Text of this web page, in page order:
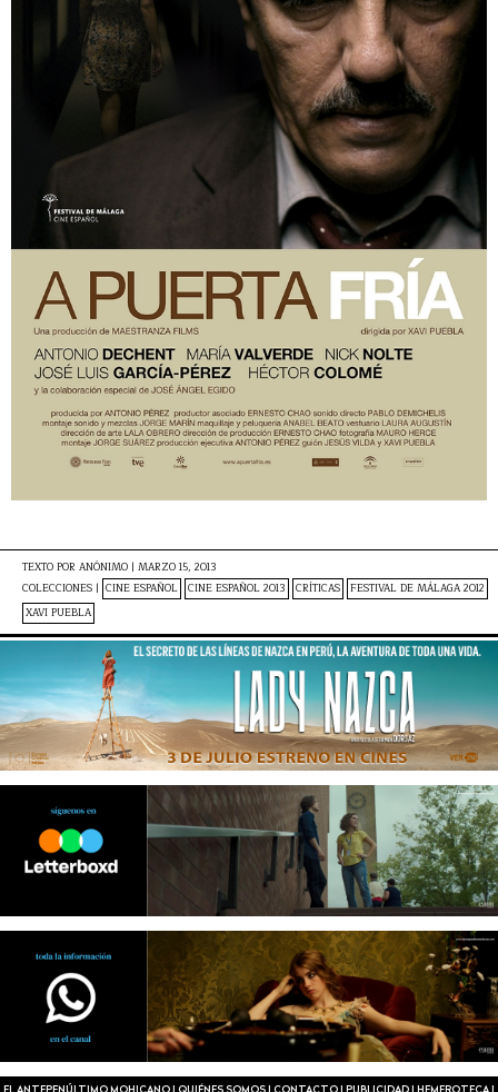
TEXTO POR ANÓNIMO | MARZO 15, 2013
COLECCIONES | CINE ESPAÑOL CINE ESPAÑOL 2013 CRÍTICAS FESTIVAL DE MÁLAGA 2012
XAVI PUEBLA